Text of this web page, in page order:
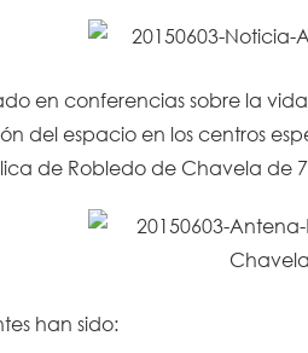
en conferencias sobre la
del espacio en los centros
de Robledo de Chavela de
han sido: